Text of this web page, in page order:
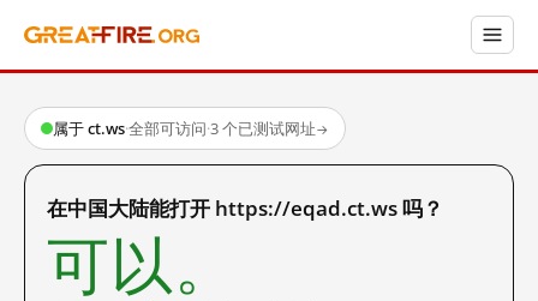
属于 ct.ws·全部可访问·3 个已测试网址→
在中国大陆能打开 https://eqad.ct.ws 吗？
可以。